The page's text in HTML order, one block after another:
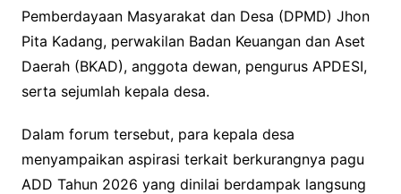
Pemberdayaan Masyarakat dan Desa (DPMD) Jhon
Pita Kadang, perwakilan Badan Keuangan dan Aset
Daerah (BKAD), anggota dewan, pengurus APDESI,
serta sejumlah kepala desa.
Dalam forum tersebut, para kepala desa
menyampaikan aspirasi terkait berkurangnya pagu
ADD Tahun 2026 yang dinilai berdampak langsung